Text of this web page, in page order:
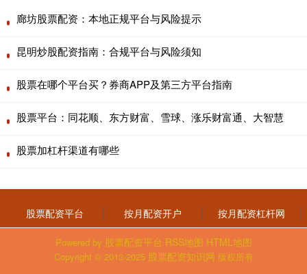
廊坊股票配资：本地正规平台与风险提示
昆明炒股配资指南：合规平台与风险须知
股票在哪个平台买？券商APP及第三方平台指南
股票平台：同花顺、东方财富、雪球、涨乐财富通、大智慧
股票加杠杆渠道有哪些
股票配资平台 按月配资开户 按月配资杠杆网
Powered by 股票配资平台 RSS地图 HTML地图
Copyright © 2013-2025 股票配资知识网 版权所有